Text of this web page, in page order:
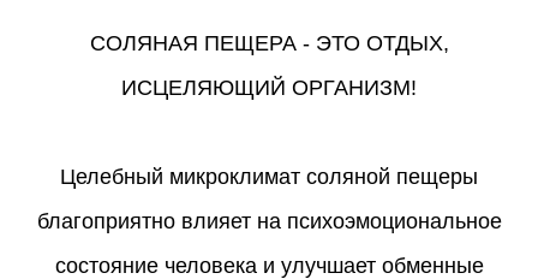
СОЛЯНАЯ ПЕЩЕРА - ЭТО ОТДЫХ,
ИСЦЕЛЯЮЩИЙ ОРГАНИЗМ!
Целебный микроклимат соляной пещеры
благоприятно влияет на психоэмоциональное
состояние человека и улучшает обменные